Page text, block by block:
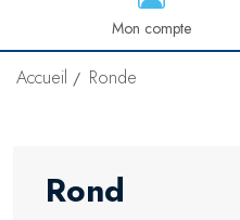
Mon compte
Accueil Ronde
Rond